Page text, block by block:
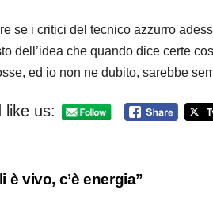
se i critici del tecnico azzurro
dell’idea che quando dice certe
ed io non ne dubito, sarebbe
like us:
è vivo, c’è energia”